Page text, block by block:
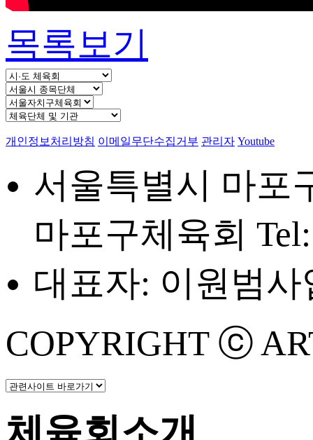
목록보기
개인정보처리방침 이메일무단수집거부 관리자 Youtube
서울특별시 마포
마포구체육회
대표자: 이원범사
COPYRIGHT ⓒ